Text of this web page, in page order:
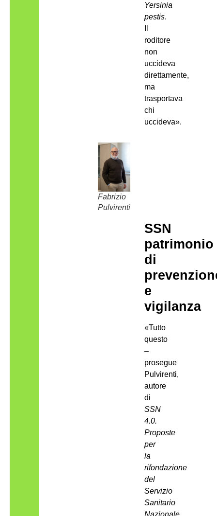
Yersinia
pestis.
roditore
non
uccideva
direttamente,
ma
trasportava
chi
uccideva».
Fabrizio
Pulvirenti
SSN
patrimonio
di
e
vigilanza
«Tutto
questo
–
prosegue
Pulvirenti,
autore
di
SSN
4.0.
Proposte
per
la
rifondazione
del
Servizio
Sanitario